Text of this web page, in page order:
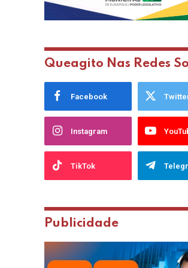
Queagito Nas Redes
Facebook
Instagram
TikTok
Publicidade